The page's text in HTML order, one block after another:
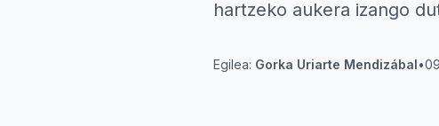
hartzeko aukera izango
Egilea: Gorka Uriarte Mendizábal•